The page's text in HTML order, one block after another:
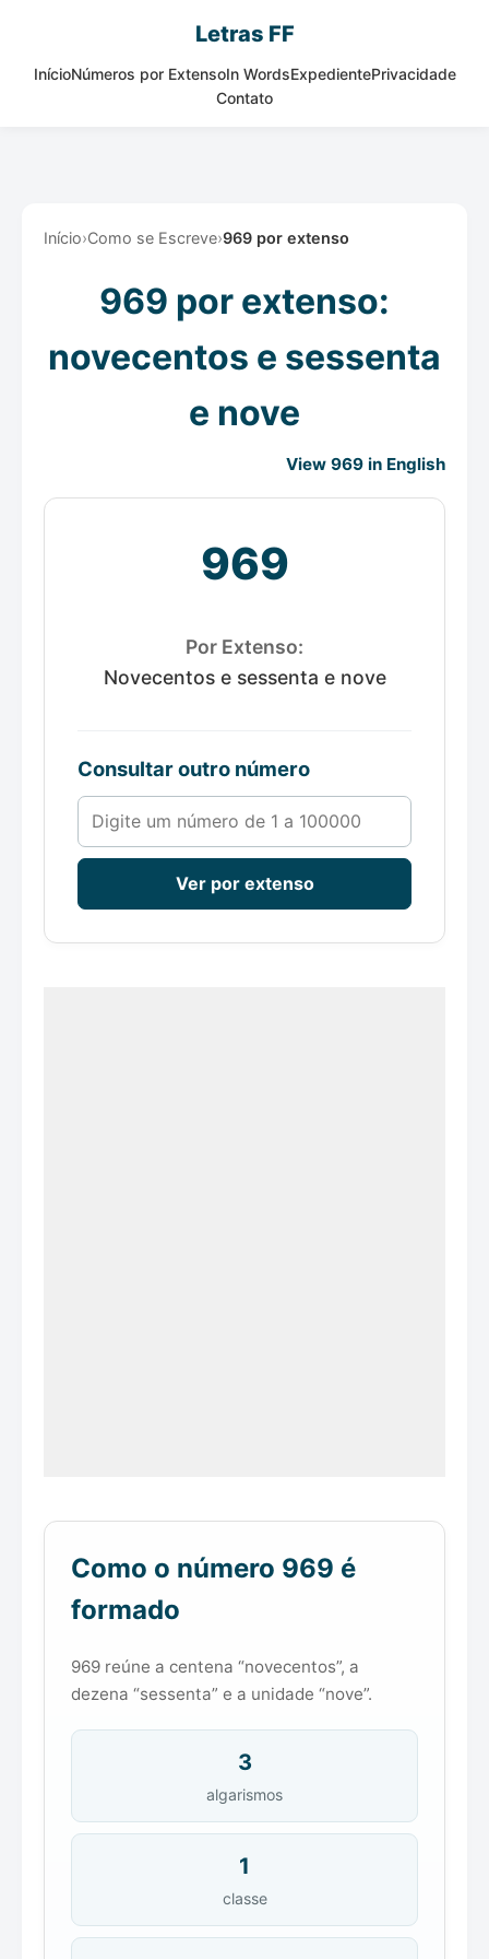
Letras FF
InícioNúmeros por ExtensoIn WordsExpedientePrivacidade
Contato
Início›Como se Escreve›969 por extenso
969 por extenso:
novecentos e sessenta
e nove
View 969 in English
969
Por Extenso:
Novecentos e sessenta e nove
Consultar outro número
Número de 1 a 100000
Ver por extenso
Como o número 969 é
formado
969 reúne a centena “novecentos”, a
dezena “sessenta” e a unidade “nove”.
3
algarismos
1
classe